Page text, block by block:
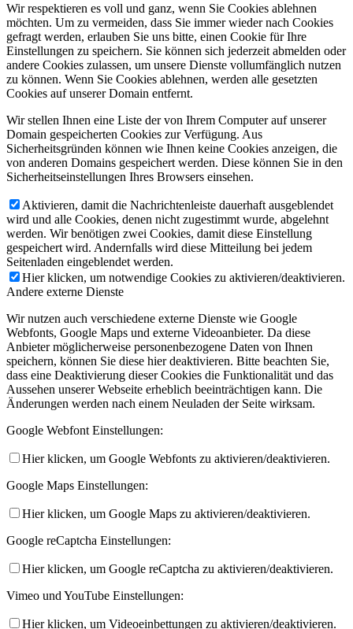
Wir respektieren es voll und ganz, wenn Sie Cookies ablehnen
möchten. Um zu vermeiden, dass Sie immer wieder nach Cookies
gefragt werden, erlauben Sie uns bitte, einen Cookie für Ihre
Einstellungen zu speichern. Sie können sich jederzeit abmelden oder
andere Cookies zulassen, um unsere Dienste vollumfänglich nutzen
zu können. Wenn Sie Cookies ablehnen, werden alle gesetzten
Cookies auf unserer Domain entfernt.
Wir stellen Ihnen eine Liste der von Ihrem Computer auf unserer
Domain gespeicherten Cookies zur Verfügung. Aus
Sicherheitsgründen können wie Ihnen keine Cookies anzeigen, die
von anderen Domains gespeichert werden. Diese können Sie in den
Sicherheitseinstellungen Ihres Browsers einsehen.
Aktivieren, damit die Nachrichtenleiste dauerhaft ausgeblendet
wird und alle Cookies, denen nicht zugestimmt wurde, abgelehnt
werden. Wir benötigen zwei Cookies, damit diese Einstellung
gespeichert wird. Andernfalls wird diese Mitteilung bei jedem
Seitenladen eingeblendet werden.
Hier klicken, um notwendige Cookies zu aktivieren/deaktivieren.
Andere externe Dienste
Wir nutzen auch verschiedene externe Dienste wie Google
Webfonts, Google Maps und externe Videoanbieter. Da diese
Anbieter möglicherweise personenbezogene Daten von Ihnen
speichern, können Sie diese hier deaktivieren. Bitte beachten Sie,
dass eine Deaktivierung dieser Cookies die Funktionalität und das
Aussehen unserer Webseite erheblich beeinträchtigen kann. Die
Änderungen werden nach einem Neuladen der Seite wirksam.
Google Webfont Einstellungen:
Hier klicken, um Google Webfonts zu aktivieren/deaktivieren.
Google Maps Einstellungen:
Hier klicken, um Google Maps zu aktivieren/deaktivieren.
Google reCaptcha Einstellungen:
Hier klicken, um Google reCaptcha zu aktivieren/deaktivieren.
Vimeo und YouTube Einstellungen:
Hier klicken, um Videoeinbettungen zu aktivieren/deaktivieren.